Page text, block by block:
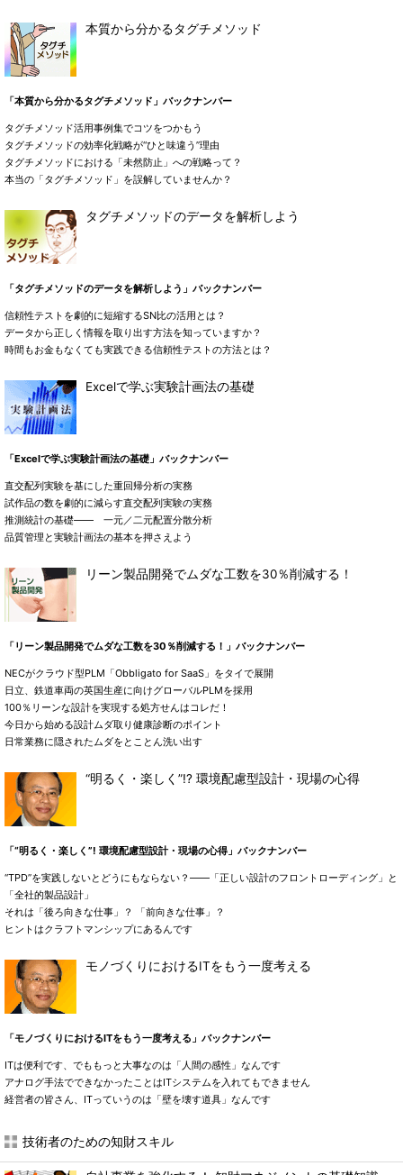
本質から分かるタグチメソッド
「本質から分かるタグチメソッド」バックナンバー
タグチメソッド活用事例集でコツをつかもう
タグチメソッドの効率化戦略が“ひと味違う”理由
タグチメソッドにおける「未然防止」への戦略って？
本当の「タグチメソッド」を誤解していませんか？
タグチメソッドのデータを解析しよう
「タグチメソッドのデータを解析しよう」バックナンバー
信頼性テストを劇的に短縮するSN比の活用とは？
データから正しく情報を取り出す方法を知っていますか？
時間もお金もなくても実践できる信頼性テストの方法とは？
Excelで学ぶ実験計画法の基礎
「Excelで学ぶ実験計画法の基礎」バックナンバー
直交配列実験を基にした重回帰分析の実務
試作品の数を劇的に減らす直交配列実験の実務
推測統計の基礎―― 一元／二元配置分散分析
品質管理と実験計画法の基本を押さえよう
リーン製品開発でムダな工数を30％削減する！
「リーン製品開発でムダな工数を30％削減する！」バックナンバー
NECがクラウド型PLM「Obbligato for SaaS」をタイで展開
日立、鉄道車両の英国生産に向けグローバルPLMを採用
100％リーンな設計を実現する処方せんはコレだ！
今日から始める設計ムダ取り健康診断のポイント
日常業務に隠されたムダをとことん洗い出す
“明るく・楽しく”!? 環境配慮型設計・現場の心得
「“明るく・楽しく”! 環境配慮型設計・現場の心得」バックナンバー
“TPD”を実践しないとどうにもならない？――「正しい設計のフロントローディング」と
「全社的製品設計」
それは「後ろ向きな仕事」？ 「前向きな仕事」？
ヒントはクラフトマンシップにあるんです
モノづくりにおけるITをもう一度考える
「モノづくりにおけるITをもう一度考える」バックナンバー
ITは便利です、でももっと大事なのは「人間の感性」なんです
アナログ手法でできなかったことはITシステムを入れてもできません
経営者の皆さん、ITっていうのは「壁を壊す道具」なんです
技術者のための知財スキル